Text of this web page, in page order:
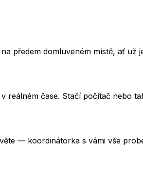
předem domluveném místě, ať už
čase. Stačí počítač nebo
— koordinátorka s vámi vše